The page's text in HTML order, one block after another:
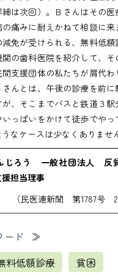
は次回）。Ｂさんはその医
の痛みに耐えかねて相談に来
減免が受けられる、無料低
の歯科医院を紹介して、そ
支援団体の私たちが肩代わ
んとは、午後の診療を前に
が、そこまでバスと鉄道３
っぱいをかけて徒歩でやっ
なケースは少なくありませ
ろう 一般社団法人 反貧
担当理事
（民医連新聞 第1787号
ード
料低額診療 貧困